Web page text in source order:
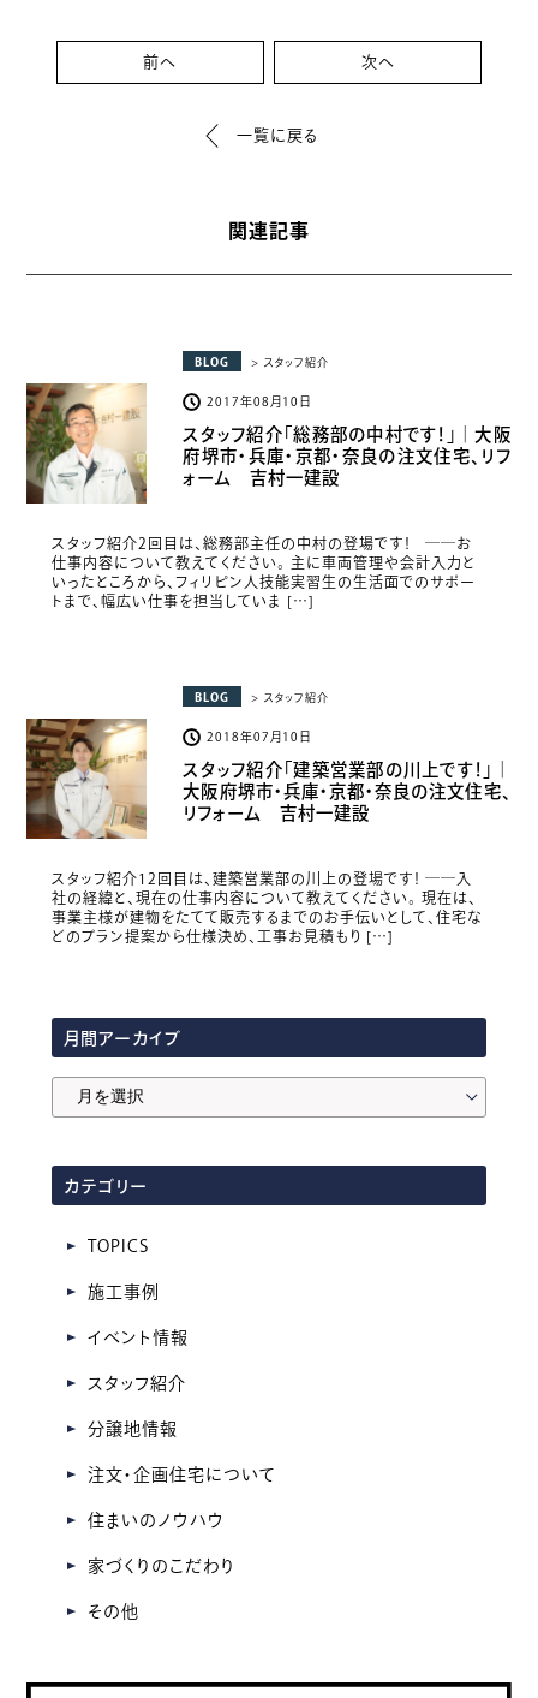
前へ 次へ
一覧に戻る
関連記事
BLOG > スタッフ紹介
2017年08月10日
スタッフ紹介「総務部の中村です！」｜大阪
府堺市・兵庫・京都・奈良の注文住宅、リフ
ォーム 吉村一建設
スタッフ紹介2回目は、総務部主任の中村の登場です！ ――お
仕事内容について教えてください。 主に車両管理や会計入力と
いったところから、フィリピン人技能実習生の生活面でのサポー
トまで、幅広い仕事を担当していま […]
BLOG > スタッフ紹介
2018年07月10日
スタッフ紹介「建築営業部の川上です！」｜
大阪府堺市・兵庫・京都・奈良の注文住宅、
リフォーム 吉村一建設
スタッフ紹介12回目は、建築営業部の川上の登場です！ ――入
社の経緯と、現在の仕事内容について教えてください。 現在は、
事業主様が建物をたてて販売するまでのお手伝いとして、住宅な
どのプラン提案から仕様決め、工事お見積もり […]
月間アーカイブ
ア
ー
カ
イ
カテゴリー
TOPICS
施工事例
イベント情報
スタッフ紹介
分譲地情報
注文・企画住宅について
住まいのノウハウ
家づくりのこだわり
その他